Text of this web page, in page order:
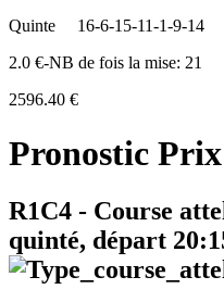
Quinte
16-6-15-11-1-9-14
2.0 €-NB de fois la mise: 21
2596.40 €
Pronostic
R1C4 - Course
quinté, départ